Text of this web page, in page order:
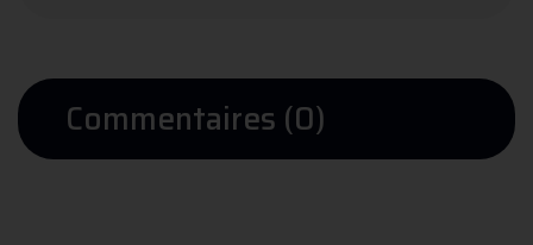
Commentaires (0)